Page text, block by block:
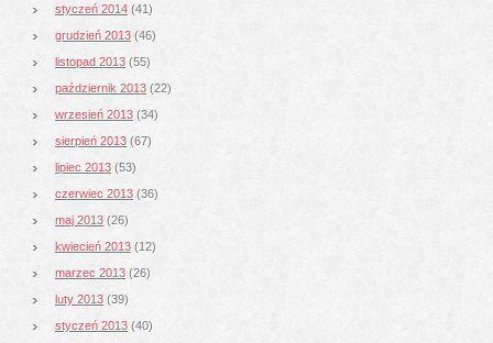
styczeń 2014 (41)
grudzień 2013 (46)
listopad 2013 (55)
październik 2013 (22)
wrzesień 2013 (34)
sierpień 2013 (67)
lipiec 2013 (53)
czerwiec 2013 (36)
maj 2013 (26)
kwiecień 2013 (12)
marzec 2013 (26)
luty 2013 (39)
styczeń 2013 (40)